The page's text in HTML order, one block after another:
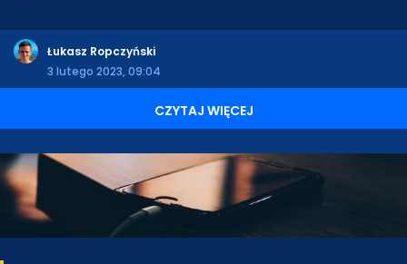
Łukasz Ropczyński
3 lutego 2023, 09:04
CZYTAJ WIĘCEJ